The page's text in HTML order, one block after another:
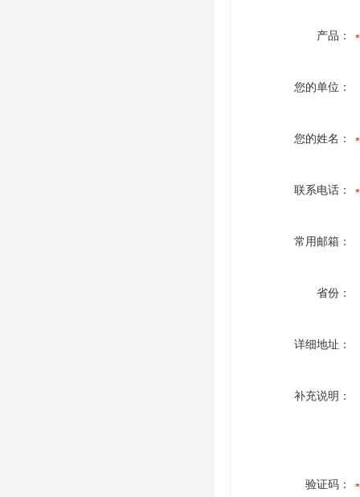
产品：
您的单位：
您的姓名：
联系电话：
常用邮箱：
省份：
详细地址：
补充说明：
验证码：